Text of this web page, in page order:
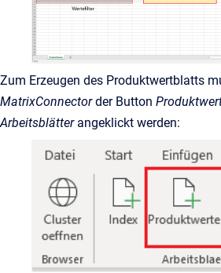
Zum Erzeugen des Produktwertblatts
MatrixConnectorder Button
Arbeitsblätterangeklickt werden: